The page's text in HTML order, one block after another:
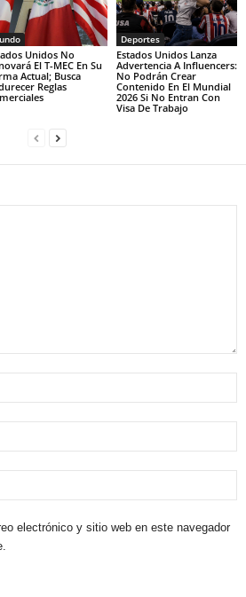
Unidos No
El T-MEC En Su
Actual; Busca
Reglas
Deportes
Estados Unidos Lanza
Advertencia A Influencers:
No Podrán Crear
Contenido En El Mundial
2026 Si No Entran Con
Visa De Trabajo
electrónico y sitio web en este navegador